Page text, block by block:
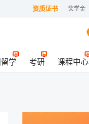
奖学金
资质证书
学 考研 课程中心